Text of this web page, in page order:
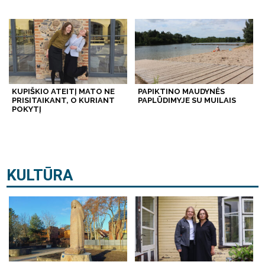
KUPIŠKIO ATEITĮ MATO NE
PRISITAIKANT, O KURIANT
POKYTĮ
PAPIKTINO MAUDYNĖS
PAPLŪDIMYJE SU MUILAIS
KULTŪRA